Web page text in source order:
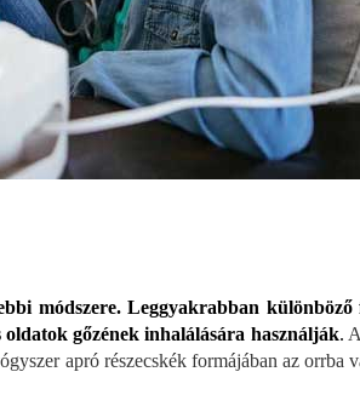
módszere. Leggyakrabban különböző
gőzének inhalálására használják.
apró részecskék formájában az orrba